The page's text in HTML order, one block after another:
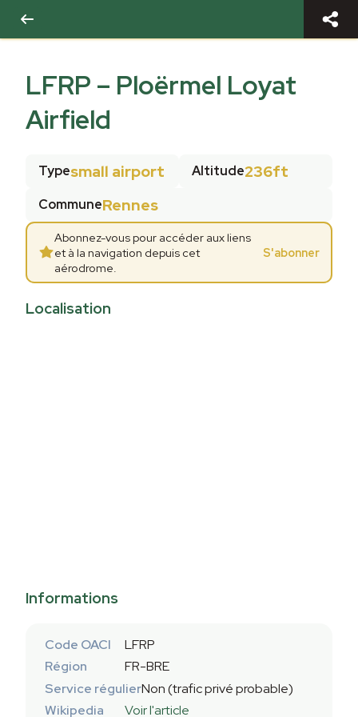
LFRP – Ploërmel Loyat
Airfield
Typesmall airport Altitude236ft
CommuneRennes
Abonnez-vous pour accéder aux liens
et à la navigation depuis cet
aérodrome.
S'abonner
Localisation
Informations
Code OACI
LFRP
Région
FR-BRE
Service régulierNon (trafic privé probable)
Wikipedia
Voir l'article